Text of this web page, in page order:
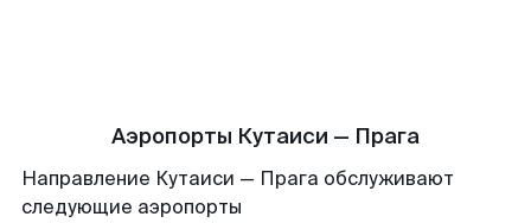
Аэропорты Кутаиси — Прага
Направление Кутаиси — Прага обслуживают
следующие аэропорты